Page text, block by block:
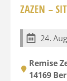
ZAZEN –
24.
Remise
14169